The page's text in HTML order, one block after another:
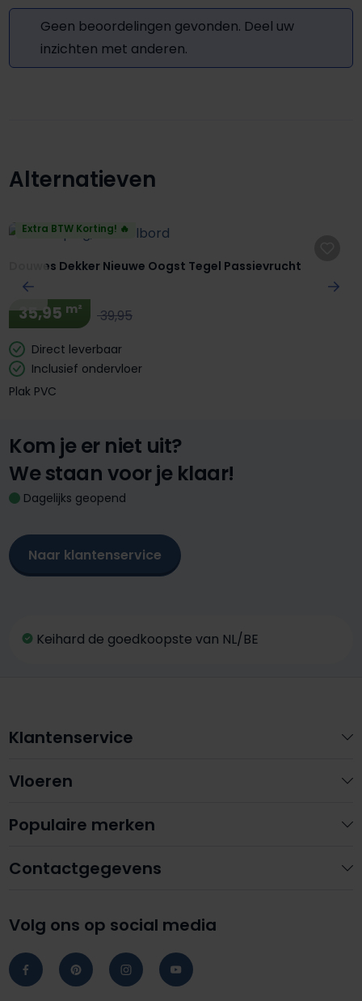
Geen beoordelingen gevonden. Deel uw
inzichten met anderen.
Productgalerij overslaan
Alternatieven
Extra BTW Korting! 🔥
Douwes Dekker Nieuwe Oogst Tegel Passievrucht
35,95 m² 39,95
Direct leverbaar
Inclusief ondervloer
Plak PVC
Kom je er niet uit?
We staan voor je klaar!
Dagelijks geopend
Naar klantenservice
Keihard de goedkoopste van NL/BE
Contactgegevens
Volg ons op social media
Klantenservice
Vloeren
Populaire merken